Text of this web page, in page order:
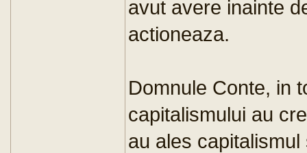
avut avere inainte
actioneaza.
Domnule Conte, in
capitalismului au
au ales